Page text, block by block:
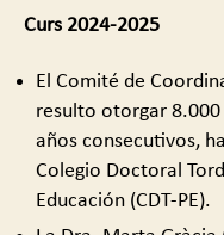
Curs 2024-2025
El Comité de
resulto otorgar
años consecutivos,
Colegio Doctoral
Educación (CDT-PE).